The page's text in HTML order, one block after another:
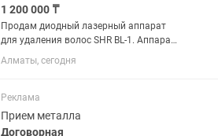
1 200 000 ₸
Продам диодный лазерный аппарат
для удаления волос SHR BL-1. Аппарат
в идеальном состоянии (новый)! Доход
до 2 млн тенге! Длина волны - 808hm;
600Вт. Количество...
Алматы, сегодня
Реклама
Прием металла
Договорная